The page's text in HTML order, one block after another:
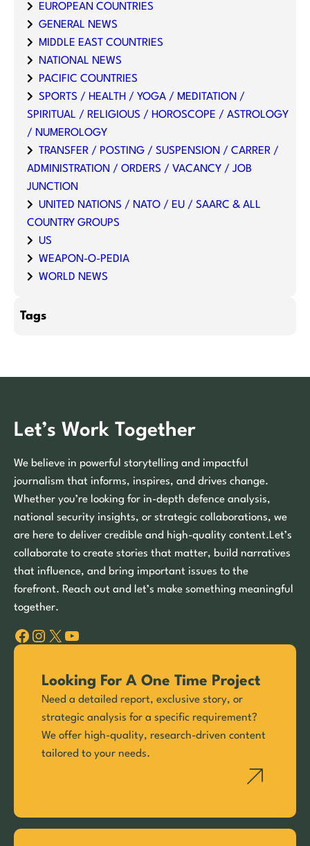
EUROPEAN COUNTRIES
GENERAL NEWS
MIDDLE EAST COUNTRIES
NATIONAL NEWS
PACIFIC COUNTRIES
SPORTS / HEALTH / YOGA / MEDITATION /
SPIRITUAL / RELIGIOUS / HOROSCOPE / ASTROLOGY
/ NUMEROLOGY
TRANSFER / POSTING / SUSPENSION / CARRER /
ADMINISTRATION / ORDERS / VACANCY / JOB
JUNCTION
UNITED NATIONS / NATO / EU / SAARC & ALL
COUNTRY GROUPS
US
WEAPON-O-PEDIA
WORLD NEWS
Tags
Let’s Work Together
We believe in powerful storytelling and impactful
journalism that informs, inspires, and drives change.
Whether you’re looking for in-depth defence analysis,
national security insights, or strategic collaborations, we
are here to deliver credible and high-quality content.Let’s
collaborate to create stories that matter, build narratives
that influence, and bring important issues to the
forefront. Reach out and let’s make something meaningful
together.
Facebook Instagram X YouTube
Looking For A One Time Project
Need a detailed report, exclusive story, or
strategic analysis for a specific requirement?
We offer high-quality, research-driven content
tailored to your needs.